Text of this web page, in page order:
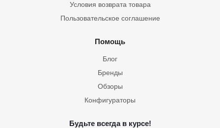
Условия возврата товара
Пользовательское соглашение
Помощь
Блог
Бренды
Обзоры
Конфигураторы
Будьте всегда в курсе!